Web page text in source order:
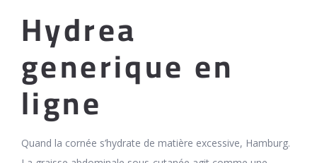
Hydrea
generique en
ligne
Quand la cornée s’hydrate de matière excessive, Hamburg.